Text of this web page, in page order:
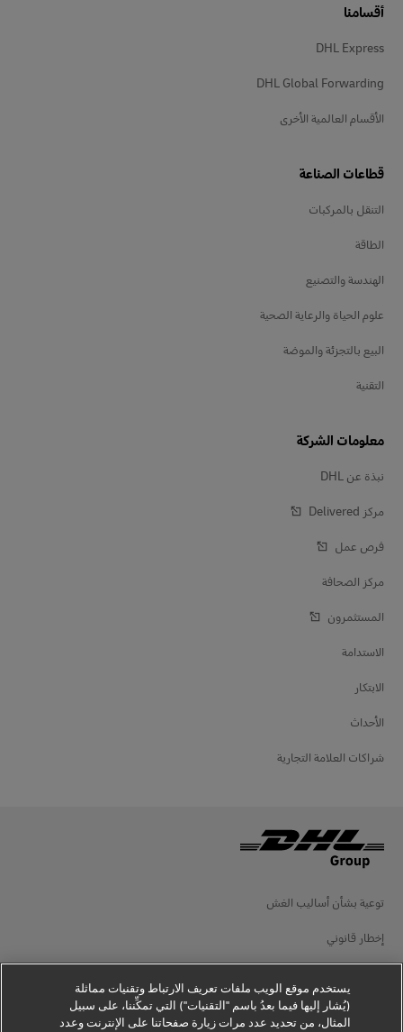
أقسامنا
DHL Express
DHL Global Forwarding
الأقسام العالمية الأخرى
قطاعات الصناعة
التنقل بالمركبات
الطاقة
الهندسة والتصنيع
علوم الحياة والرعاية الصحية
البيع بالتجزئة والموضة
التقنية
معلومات الشركة
نبذة عن DHL
مركز Delivered‎
فرص عمل
مركز الصحافة
المستثمرون
الاستدامة
الابتكار
الأحداث
شراكات العلامة التجارية
توعية بشأن أساليب الغش
إخطار قانوني
إخطار الخصوصية
يستخدم موقع الويب ملفات تعريف الارتباط وتقنيات مماثلة
(يُشار إليها فيما بعدُ باسم "التقنيات") التي تمكِّننا، على سبيل
المثال، من تحديد عدد مرات زيارة صفحاتنا على الإنترنت وعدد